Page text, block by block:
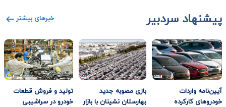
پیشنهاد سردبیر خبرهای بیشتر
آیین‌نامه واردات
خودروهای کارکرده
بازی مصوبه جدید
بهارستان نشینان با بازار
تولید و فروش قطعات
خودرو در سراشیبی